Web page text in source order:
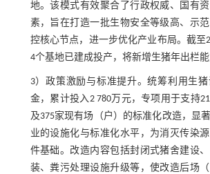
地。该模式有效聚合了行政权威、国有
素，旨在打造一批生物安全等级高、示
控核心节点，进一步优化产业布局。截至
4个基地已建成投产，将新增生猪年出栏能
3）政策激励与标准提升。统筹利用生
金，累计投入2 780万元，专项用于支持
及375家现有场（户）的标准化改造，显
业的设施化与标准化水平，为消灭传染
件基础。改造内容包括封闭式猪舍建设
装、粪污处理设施升级等，使改造后场